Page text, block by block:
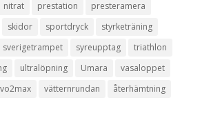
nitrat prestation
presteramera
skidor sportdryck
styrketräning
sverigetrampet syreupptag
triathlon
ultralöpning Umara
vasaloppet
vo2max vätternrundan återhämtning